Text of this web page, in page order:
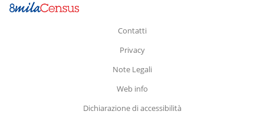
Contatti
Privacy
Note Legali
Web info
Dichiarazione di accessibilità